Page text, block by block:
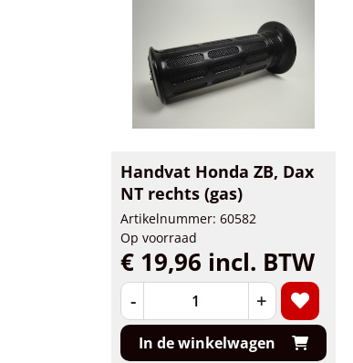
Handvat Honda ZB, Dax
NT rechts (gas)
Artikelnummer: 60582
Op voorraad
€ 19,96 incl. BTW
- +
In de winkelwagen